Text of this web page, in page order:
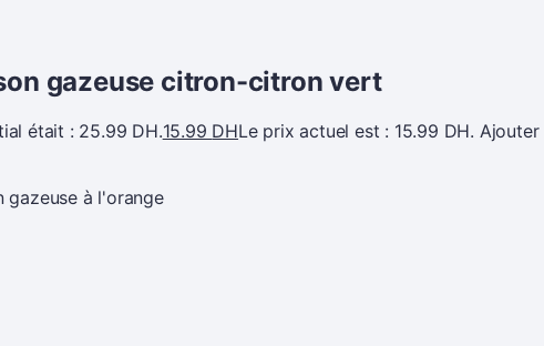
gazeuse citron-citron vert
était : 25.99 DH.15.99 DHLe prix actuel est : 15.99 DH. Ajouter